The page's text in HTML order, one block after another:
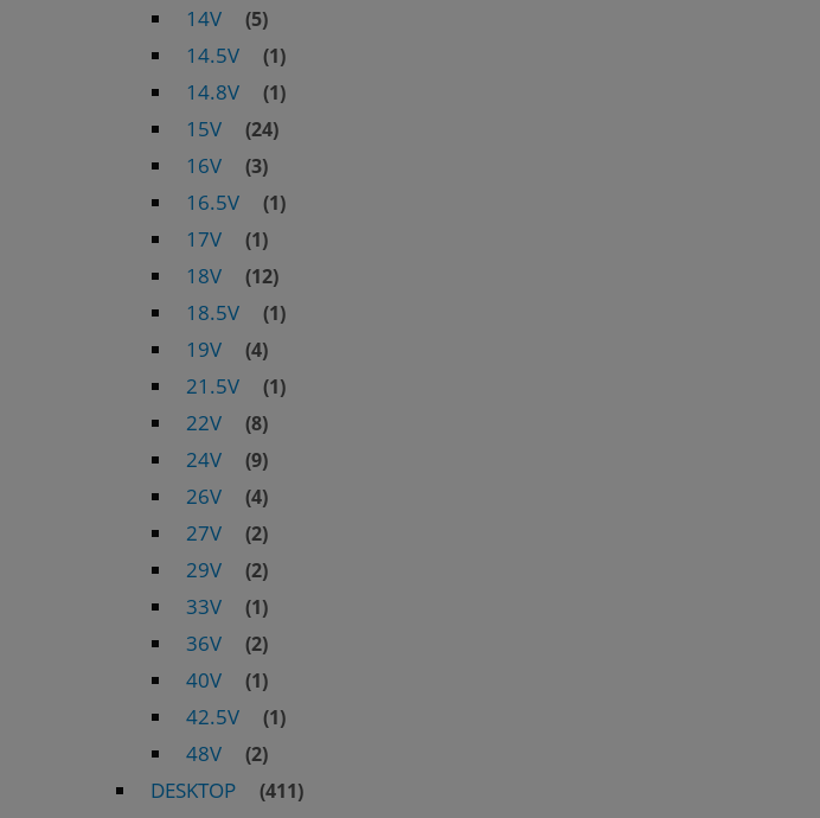
14V (5)
14.5V (1)
14.8V (1)
15V (24)
16V (3)
16.5V (1)
17V (1)
18V (12)
18.5V (1)
19V (4)
21.5V (1)
22V (8)
24V (9)
26V (4)
27V (2)
29V (2)
33V (1)
36V (2)
40V (1)
42.5V (1)
48V (2)
DESKTOP (411)